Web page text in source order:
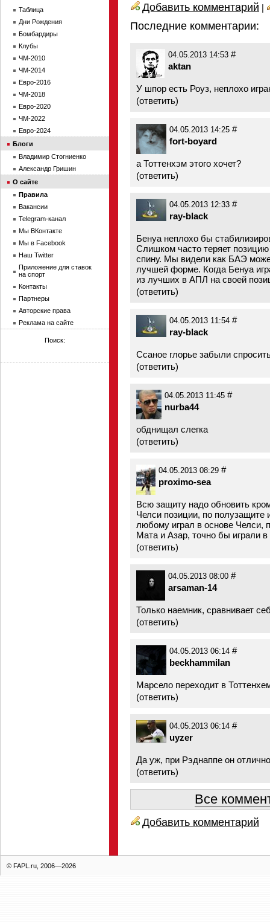
Добавить комментарий |
Последние комментарии:
04.05.2013 14:53 #
aktan
У шпор есть Роуз, неплохо
(ответить)
04.05.2013 14:25 #
fort-boyard
а Тоттенхэм этого хочет?
(ответить)
04.05.2013 12:33 #
ray-black
Бенуа неплохо бы
Слишком часто теряет позицию
спину. Мы видели как БАЭ
лучшей форме. Когда Бенуа
из лучших в АПЛ на своей
(ответить)
04.05.2013 11:54 #
ray-black
Ссаное глорье забыли
(ответить)
04.05.2013 11:45 #
nurba44
обднищал слегка
(ответить)
04.05.2013 08:29 #
proximo-sea
Всю защиту надо обновить
Челси позиции, по
любому играл в основе Челси,
Мата и Азар, точно бы играли в
(ответить)
04.05.2013 08:00 #
arsaman-14
Только наемник, сравнивает
(ответить)
04.05.2013 06:14 #
beckhammilan
Марсело переходит в
(ответить)
04.05.2013 06:14 #
uyzer
Да уж, при Рэднаппе он
(ответить)
Все
Добавить комментарий
Таблица
Дни Рождения
Бомбардиры
Клубы
ЧМ-2010
ЧМ-2014
Евро-2016
ЧМ-2018
Евро-2020
ЧМ-2022
Евро-2024
Блоги
Владимир Стогниенко
Александр Гришин
О сайте
Правила
Вакансии
Telegram-канал
Мы ВКонтакте
Мы в Facebook
Наш Twitter
Приложение для ставок
на спорт
Контакты
Партнеры
Авторские права
Реклама на сайте
Поиск:
© FAPL.ru, 2006—2026